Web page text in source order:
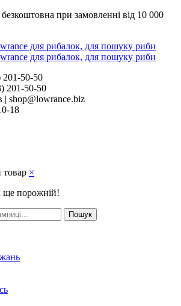
при замовленні від 10 000
201-50-50
201-50-50
shop@lowrance.biz
18
×
порожній!
Пошук